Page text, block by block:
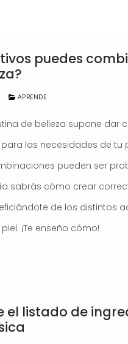
puedes
APRENDE
de belleza supone dar
las necesidades de tu
pueden ser
sabrás cómo crear
de los distintos
¡Te enseño cómo!
el listado de